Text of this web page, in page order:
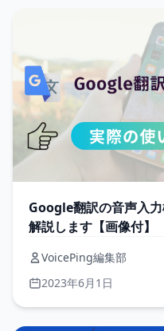
Google翻訳の音声入
解説します【画像付】
VoicePing編集部
2023年6月1日